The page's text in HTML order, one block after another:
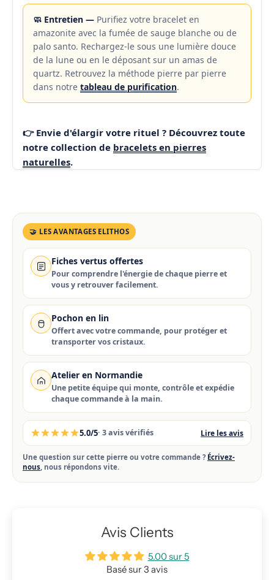
🧼 Entretien — Purifiez votre bracelet en
amazonite avec la fumée de sauge blanche ou de
palo santo. Rechargez-le sous une lumière douce
de la lune ou en le déposant sur un amas de
quartz. Retrouvez la méthode pierre par pierre
dans notre tableau de purification.
👉 Envie d'élargir votre rituel ? Découvrez toute
notre collection de bracelets en pierres
naturelles.
🤝 LES AVANTAGES ELITHOS
Fiches vertus offertes
Pour comprendre l'énergie de chaque pierre et
vous y retrouver facilement.
Pochon en lin
Offert avec votre commande, pour protéger et
transporter vos cristaux.
Atelier en Normandie
Une petite équipe qui monte, contrôle et expédie
chaque commande à la main.
5.0/5· 3 avis vérifiés Lire les avis
Une question sur cette pierre ou votre commande ? Écrivez-
nous, nous répondons vite.
Avis Clients
5.00 sur 5
Basé sur 3 avis